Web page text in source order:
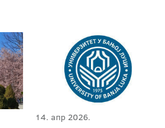
14. апр 2026.